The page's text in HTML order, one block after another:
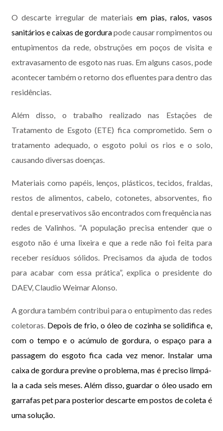
O descarte irregular de materiaisem pias, ralos, vasos
sanitários e caixas de gordurapode causar rompimentos ou
entupimentos da rede, obstruções em poços de visita e
extravasamento de esgoto nas ruas. Em alguns casos, pode
acontecer também o retorno dos efluentes para dentro das
residências.
Além disso, o trabalho realizado nas Estações de
Tratamento de Esgoto (ETE) fica comprometido. Sem o
tratamento adequado, o esgoto polui os rios e o solo,
causando diversas doenças.
Materiais como papéis, lenços, plásticos, tecidos, fraldas,
restos de alimentos, cabelo, cotonetes, absorventes, fio
dental e preservativos são encontrados com frequência nas
redes de Valinhos. “A população precisa entender que o
esgoto não é uma lixeira e que a rede não foi feita para
receber resíduos sólidos. Precisamos da ajuda de todos
para acabar com essa prática”, explica o presidente do
DAEV, Claudio Weimar Alonso.
A gordura também contribui para o entupimento das redes
coletoras. Depois de frio, o óleo de cozinha se solidifica e,
com o tempo e o acúmulo de gordura, o espaço para a
passagem do esgoto fica cada vez menor. Instalar uma
caixa de gordura previne o problema, mas é preciso limpá-
la a cada seis meses. Além disso, guardar o óleo usado em
garrafas pet para posterior descarte em postos de coleta é
uma solução.